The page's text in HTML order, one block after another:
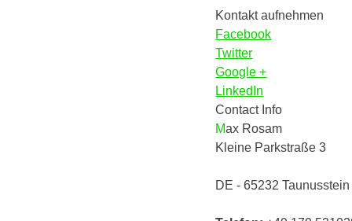
Kontakt aufnehmen
Facebook
Twitter
Google +
LinkedIn
Contact Info
Max Rosam
Kleine Parkstraße 3
DE - 65232 Taunusstein